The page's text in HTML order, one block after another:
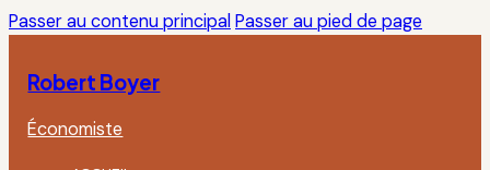
Passer au contenu principal Passer au pied de page
Robert Boyer
Économiste